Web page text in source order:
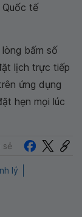
tế
bấm số
lịch trực tiếp
ứng dụng
hẹn mọi lúc
sẻ
lý